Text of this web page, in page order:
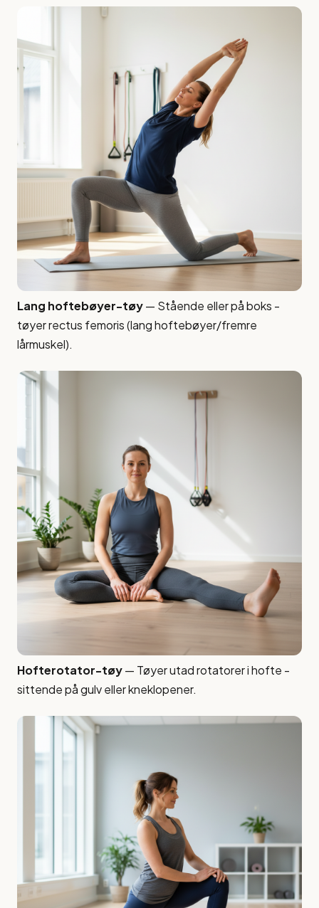
Lang hoftebøyer-tøy— Stående eller på boks -
tøyer rectus femoris (lang hoftebøyer/fremre
lårmuskel).
Hofterotator-tøy— Tøyer utad rotatorer i hofte -
sittende på gulv eller kneklopener.